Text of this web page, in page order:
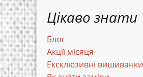
Цікаво знати
Блог
Акції місяця
Ексклюзивні вишиванки